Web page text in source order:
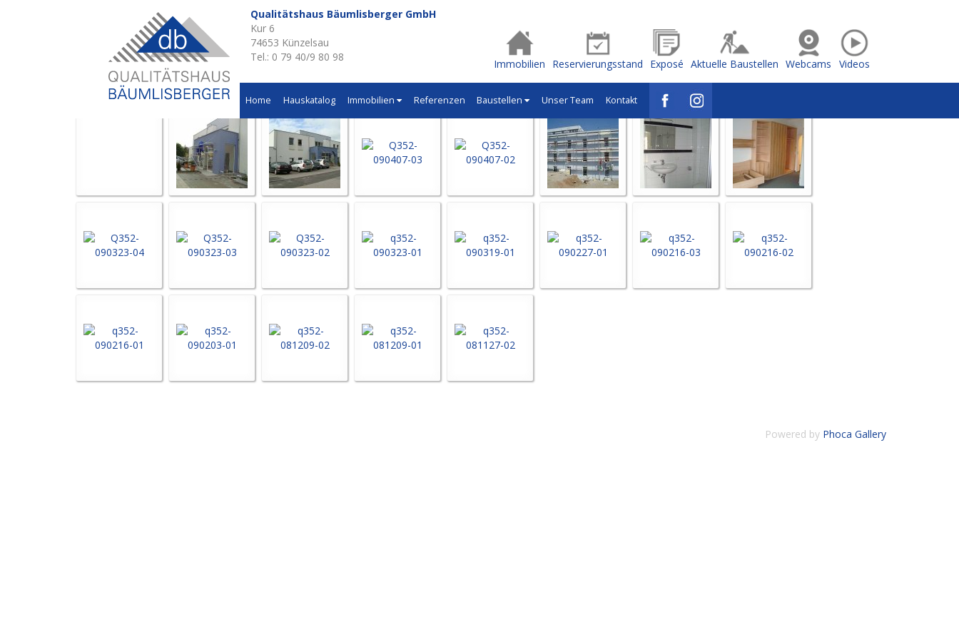
Qualitätshaus Bäumlisberger GmbH
Kur 6
74653 Künzelsau
Tel.: 0 79 40/9 80 98
Immobilien Reservierungsstand Exposé Aktuelle Baustellen Webcams Videos
Home Hauskatalog Immobilien Referenzen Baustellen Unser Team Kontakt
Aktuelle Baustellen - Q352
Psychotherapeutische Klinik in Bad Mergentheim
Powered by Phoca Gallery